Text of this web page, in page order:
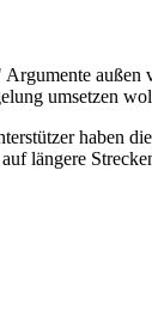
umsetzen
haben
längere